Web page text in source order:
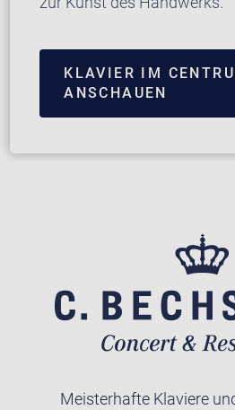
KLAVIER IM
ANSCHAUEN
Meisterhafte Klaviere